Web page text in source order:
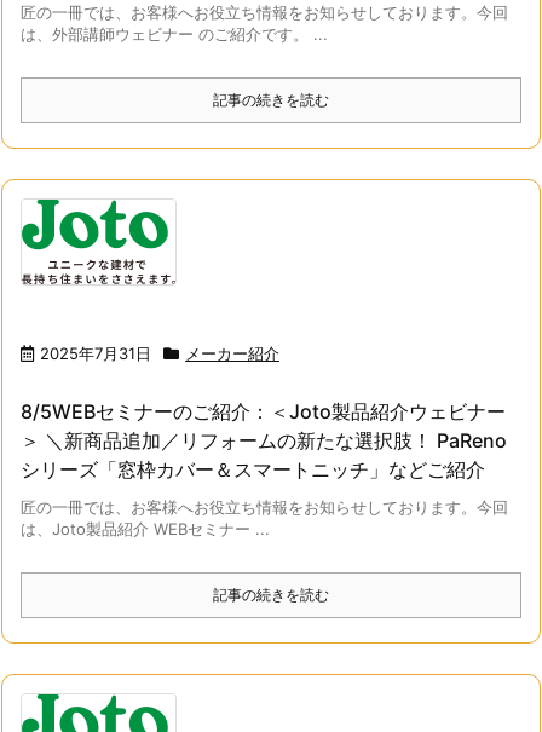
匠の一冊では、お客様へお役立ち情報をお知らせしております。今回
は、外部講師ウェビナー のご紹介です。 ...
記事の続きを読む
2025年7月31日 メーカー紹介
8/5WEBセミナーのご紹介：＜Joto製品紹介ウェビナー
＞ ＼新商品追加／リフォームの新たな選択肢！ PaReno
シリーズ「窓枠カバー＆スマートニッチ」などご紹介
匠の一冊では、お客様へお役立ち情報をお知らせしております。今回
は、Joto製品紹介 WEBセミナー ...
記事の続きを読む